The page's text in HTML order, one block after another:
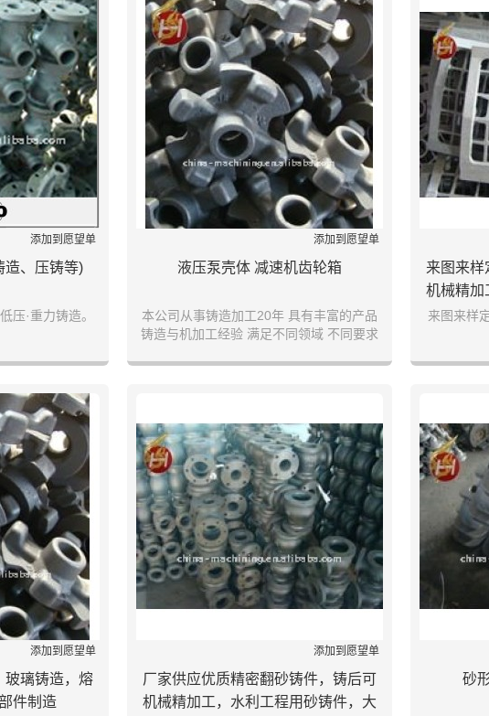
添加到愿望单
造、压铸等)
压·重力铸造。
添加到愿望单
液压泵壳体 减速机齿轮箱
本公司从事铸造加工20年 具有丰富的产品
铸造与机加工经验 满足不同领域 不同要求
为客户服务 期待与您合作共赢
来图来样
机械精加
来图来样
添加到愿望单
玻璃铸造，熔
件制造
添加到愿望单
厂家供应优质精密翻砂铸件，铸后可
机械精加工，水利工程用砂铸件，大
砂